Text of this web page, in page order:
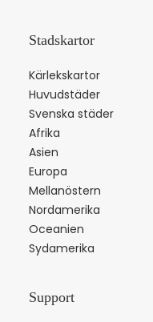
Stadskartor
Kärlekskartor
Huvudstäder
Svenska städer
Afrika
Asien
Europa
Mellanöstern
Nordamerika
Oceanien
Sydamerika
Support